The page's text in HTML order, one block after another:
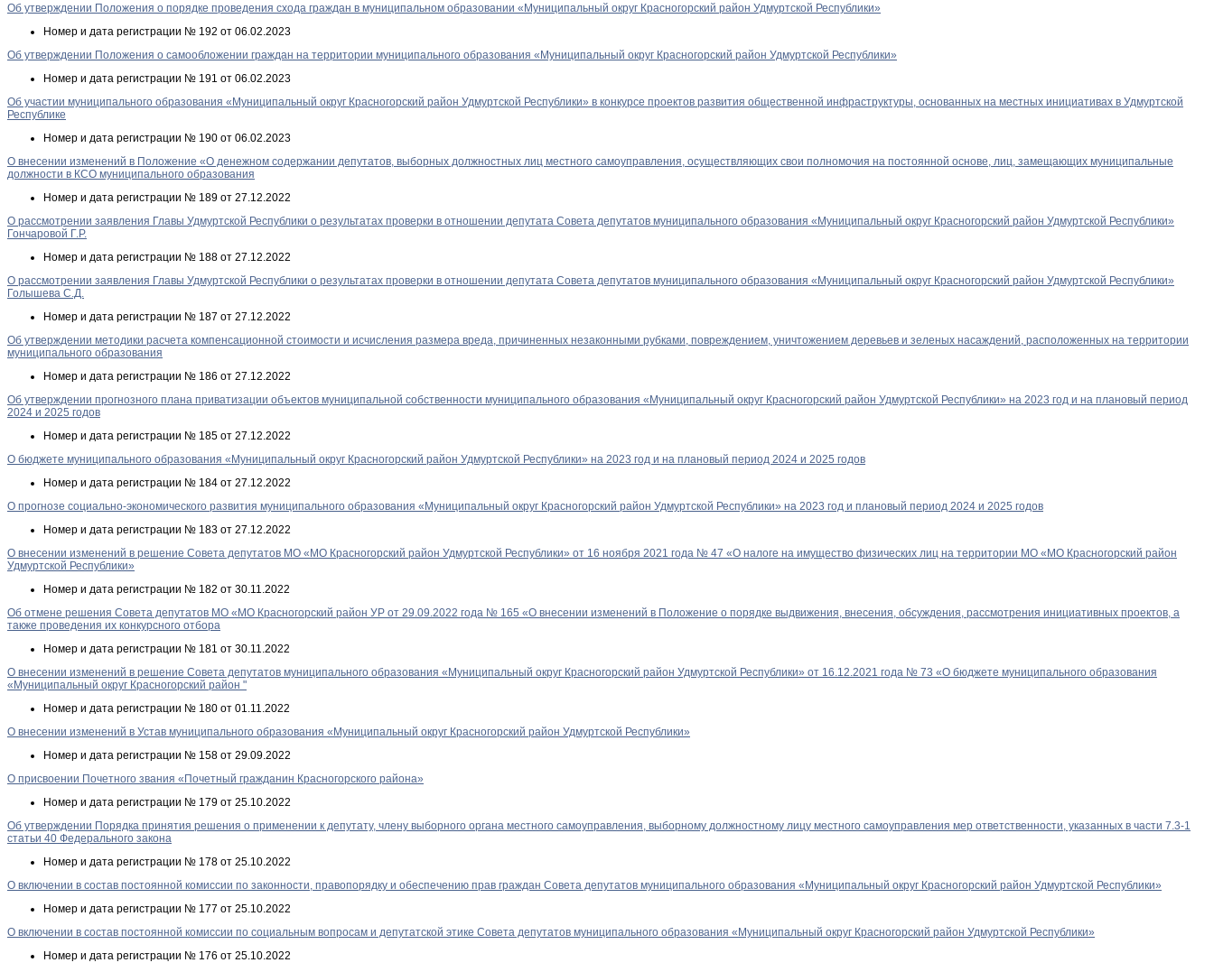
Об утверждении Положения о порядке проведения схода граждан в муниципальном образовании «Муниципальный округ Красногорский район Удмуртской Республики»
Номер и дата регистрации № 192 от 06.02.2023
Об утверждении Положения о самообложении граждан на территории муниципального образования «Муниципальный округ Красногорский район Удмуртской Республики»
Номер и дата регистрации № 191 от 06.02.2023
Об участии муниципального образования «Муниципальный округ Красногорский район Удмуртской Республики» в конкурсе проектов развития общественной инфраструктуры, основанных на местных инициативах в Удмуртской
Республике
Номер и дата регистрации № 190 от 06.02.2023
О внесении изменений в Положение «О денежном содержании депутатов, выборных должностных лиц местного самоуправления, осуществляющих свои полномочия на постоянной основе, лиц, замещающих муниципальные
должности в КСО муниципального образования
Номер и дата регистрации № 189 от 27.12.2022
О рассмотрении заявления Главы Удмуртской Республики о результатах проверки в отношении депутата Совета депутатов муниципального образования «Муниципальный округ Красногорский район Удмуртской Республики»
Гончаровой Г.Р.
Номер и дата регистрации № 188 от 27.12.2022
О рассмотрении заявления Главы Удмуртской Республики о результатах проверки в отношении депутата Совета депутатов муниципального образования «Муниципальный округ Красногорский район Удмуртской Республики»
Голышева С.Д.
Номер и дата регистрации № 187 от 27.12.2022
Об утверждении методики расчета компенсационной стоимости и исчисления размера вреда, причиненных незаконными рубками, повреждением, уничтожением деревьев и зеленых насаждений, расположенных на территории
муниципального образования
Номер и дата регистрации № 186 от 27.12.2022
Об утверждении прогнозного плана приватизации объектов муниципальной собственности муниципального образования «Муниципальный округ Красногорский район Удмуртской Республики» на 2023 год и на плановый период
2024 и 2025 годов
Номер и дата регистрации № 185 от 27.12.2022
О бюджете муниципального образования «Муниципальный округ Красногорский район Удмуртской Республики» на 2023 год и на плановый период 2024 и 2025 годов
Номер и дата регистрации № 184 от 27.12.2022
О прогнозе социально-экономического развития муниципального образования «Муниципальный округ Красногорский район Удмуртской Республики» на 2023 год и плановый период 2024 и 2025 годов
Номер и дата регистрации № 183 от 27.12.2022
О внесении изменений в решение Совета депутатов МО «МО Красногорский район Удмуртской Республики» от 16 ноября 2021 года № 47 «О налоге на имущество физических лиц на территории МО «МО Красногорский район
Удмуртской Республики»
Номер и дата регистрации № 182 от 30.11.2022
Об отмене решения Совета депутатов МО «МО Красногорский район УР от 29.09.2022 года № 165 «О внесении изменений в Положение о порядке выдвижения, внесения, обсуждения, рассмотрения инициативных проектов, а
также проведения их конкурсного отбора
Номер и дата регистрации № 181 от 30.11.2022
О внесении изменений в решение Совета депутатов муниципального образования «Муниципальный округ Красногорский район Удмуртской Республики» от 16.12.2021 года № 73 «О бюджете муниципального образования
«Муниципальный округ Красногорский район "
Номер и дата регистрации № 180 от 01.11.2022
О внесении изменений в Устав муниципального образования «Муниципальный округ Красногорский район Удмуртской Республики»
Номер и дата регистрации № 158 от 29.09.2022
О присвоении Почетного звания «Почетный гражданин Красногорского района»
Номер и дата регистрации № 179 от 25.10.2022
Об утверждении Порядка принятия решения о применении к депутату, члену выборного органа местного самоуправления, выборному должностному лицу местного самоуправления мер ответственности, указанных в части 7.3-1
статьи 40 Федерального закона
Номер и дата регистрации № 178 от 25.10.2022
О включении в состав постоянной комиссии по законности, правопорядку и обеспечению прав граждан Совета депутатов муниципального образования «Муниципальный округ Красногорский район Удмуртской Республики»
Номер и дата регистрации № 177 от 25.10.2022
О включении в состав постоянной комиссии по социальным вопросам и депутатской этике Совета депутатов муниципального образования «Муниципальный округ Красногорский район Удмуртской Республики»
Номер и дата регистрации № 176 от 25.10.2022